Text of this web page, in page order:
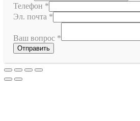
Телефон *
Эл. почта *
Ваш вопрос *
Отправить